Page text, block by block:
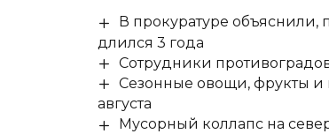
В прокуратуре объяснили,
длился 3 года
Сотрудники
Сезонные овощи, фрукты и
августа
Мусорный коллапс на